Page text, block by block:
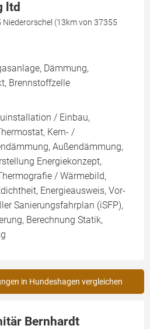
ltd
(13km von 37355
Dämmung,
Brennstoffzelle
/ Einbau,
Kern- /
Außendämmung,
Energiekonzept,
/ Wärmebild,
Energieausweis, Vor-
Sanierungsfahrplan (iSFP),
Berechnung Statik,
in Hundeshagen vergleichen
Bernhardt